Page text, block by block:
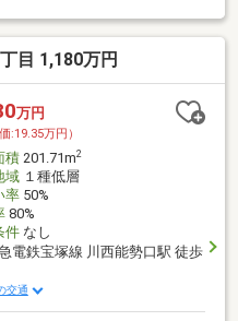
目 1,180万円
万円
:19.35万円）
積201.71m2
域１種低層
率50%
80%
件なし
電鉄宝塚線 川西能勢口駅 徒歩
交通